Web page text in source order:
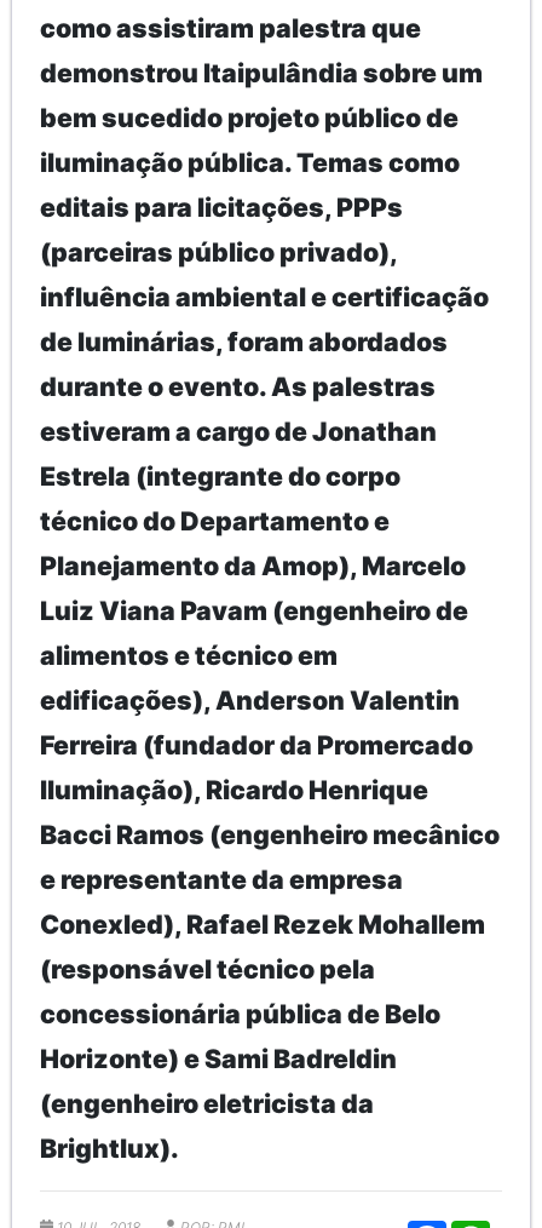
como assistiram palestra que
demonstrou Itaipulândia sobre um
bem sucedido projeto público de
iluminação pública. Temas como
editais para licitações, PPPs
(parceiras público privado),
influência ambiental e certificação
de luminárias, foram abordados
durante o evento. As palestras
estiveram a cargo de Jonathan
Estrela (integrante do corpo
técnico do Departamento e
Planejamento da Amop), Marcelo
Luiz Viana Pavam (engenheiro de
alimentos e técnico em
edificações), Anderson Valentin
Ferreira (fundador da Promercado
Iluminação), Ricardo Henrique
Bacci Ramos (engenheiro mecânico
e representante da empresa
Conexled), Rafael Rezek Mohallem
(responsável técnico pela
concessionária pública de Belo
Horizonte) e Sami Badreldin
(engenheiro eletricista da
Brightlux).